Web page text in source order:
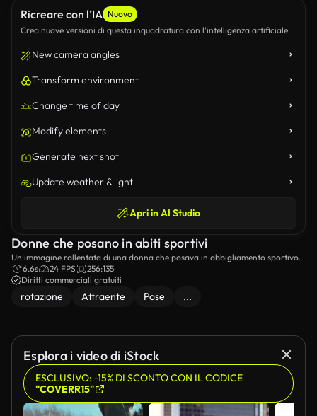
Ricreare con l’IA Nuovo
Crea nuove versioni di questa inquadratura con l’intelligenza artificiale
New camera angles
Transform environment
Change time of day
Modify elements
Generate next shot
Update weather & light
Apri in AI Studio
Donne che posano in abiti sportivi
Un’immagine rallentata di una donna che posava in abbigliamento sportivo.
6.6s
24 FPS
256:135
Diritti commerciali gratuiti
rotazione Attraente Pose ...
Esplora i video di iStock
ESCLUSIVO: -15% DI SCONTO CON IL CODICE
"COVERR15"